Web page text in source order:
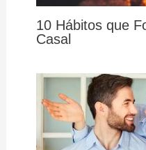
10 Hábitos que
Casal